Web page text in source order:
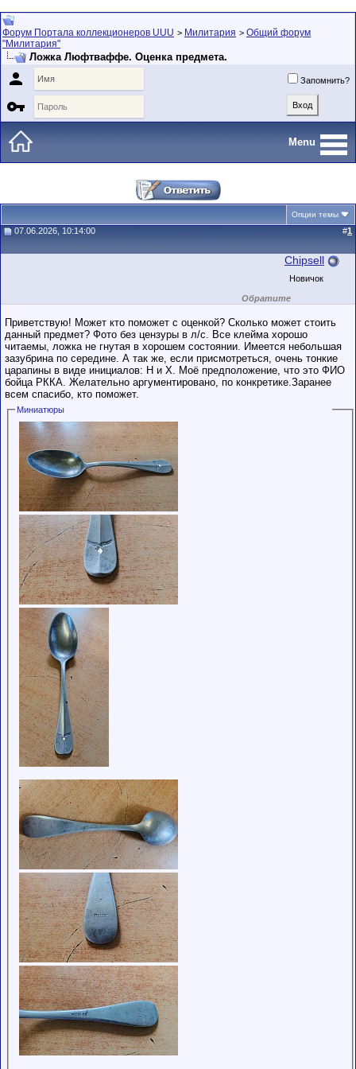
Форум Портала коллекционеров UUU > Милитария > Общий форум
"Милитария"
Ложка Люфтваффе. Оценка предмета.
 Запомнить?

Menu
Опции темы
07.06.2026, 10:14:00 #1
Chipsell
Новичок
Обратите
внимание на
пользователя на
этом форуме.
Сделки с
пользователями,
обладающими
низким
рейтингом и
Приветствую! Может кто поможет с оценкой? Сколько может стоить
данный предмет? Фото без цензуры в л/с. Все клейма хорошо
читаемы, ложка не гнутая в хорошем состоянии. Имеется небольшая
зазубрина по середине. А так же, если присмотреться, очень тонкие
царапины в виде инициалов: Н и Х. Моё предположение, что это ФИО
бойца РККА. Желательно аргументировано, по конкретике.Заранее
всем спасибо, кто поможет.
Миниатюры